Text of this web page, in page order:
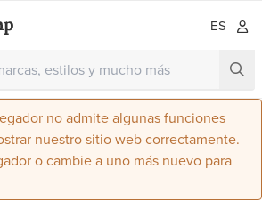
ES
no admite algunas funciones
nuestro sitio web correctamente.
o cambie a uno más nuevo para